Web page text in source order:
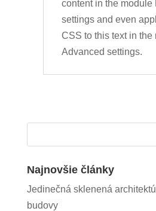
content in the module
settings and even
CSS to this text in the
Advanced settings.
Najnovšie články
Jedinečná sklenená
budovy